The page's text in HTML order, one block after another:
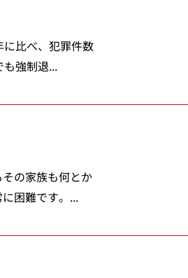
比べ、犯罪件数
強制退...
の家族も何とか
困難です。...